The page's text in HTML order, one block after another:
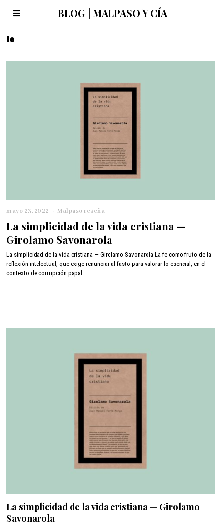
BLOG | MALPASO Y CÍA
fe
mayo 23, 2022
y
o
2
4
,
2
2
Malpaso reseña
La simplicidad de la vida cristiana —
Girolamo Savonarola
La simplicidad de la vida cristiana — Girolamo Savonarola La fe como fruto de la
reflexión intelectual, que exige renunciar al fasto para valorar lo esencial, en el
contexto de corrupción papal
La simplicidad de la vida cristiana — Girolamo
Savonarola